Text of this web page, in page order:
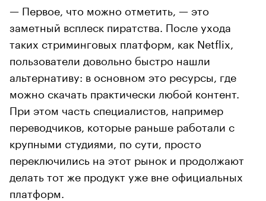
— Первое, что можно отметить, — это
заметный всплеск пиратства. После ухода
таких стриминговых платформ, как Netflix,
пользователи довольно быстро нашли
альтернативу: в основном это ресурсы, где
можно скачать практически любой контент.
При этом часть специалистов, например
переводчиков, которые раньше работали с
крупными студиями, по сути, просто
переключились на этот рынок и продолжают
делать тот же продукт уже вне официальных
платформ.